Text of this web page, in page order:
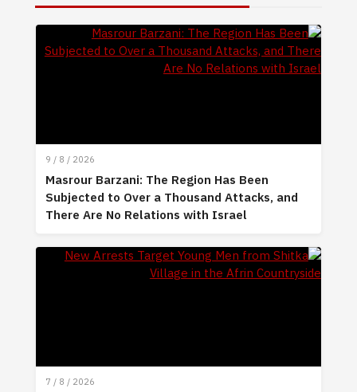
9 / 8 / 2026
Masrour Barzani: The Region Has Been
Subjected to Over a Thousand Attacks, and
There Are No Relations with Israel
7 / 8 / 2026